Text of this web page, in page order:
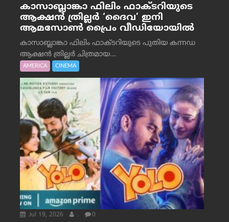
കാസാബ്ലാങ്കാ ഫിലിം ഫാക്ടറിയുടെ
ആക്ഷൻ ത്രില്ലർ ‘ദൈവ’ ഇനി
ആമസോൺ പ്രൈം വീഡിയോയിൽ
കാസാബ്ലാങ്കാ ഫിലിം ഫാക്ടറിയുടെ പുതിയ കന്നഡ
ആക്ഷൻ ത്രില്ലർ ചിത്രമായ...
AMERICA CINEMA
Jul 19, 2026 . 0